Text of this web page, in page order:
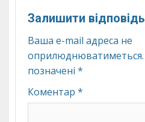
Залишити відповідь
Ваша e-mail адреса не
оприлюднюватиметься.
позначені *
Коментар *